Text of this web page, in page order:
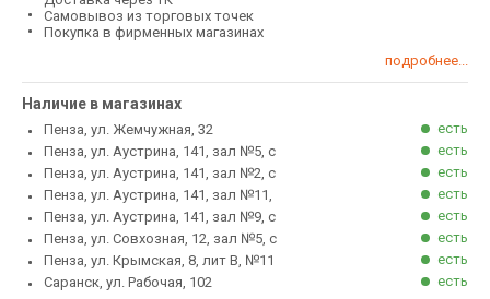
Самовывоз из торговых точек
Покупка в фирменных магазинах
подробнее...
Наличие в магазинах
Пенза, ул. Жемчужная, 32
есть
Пенза, ул. Аустрина, 141, зал №5, с
есть
Пенза, ул. Аустрина, 141, зал №2, с
есть
Пенза, ул. Аустрина, 141, зал №11,
есть
Пенза, ул. Аустрина, 141, зал №9, с
есть
Пенза, ул. Совхозная, 12, зал №5, с
есть
Пенза, ул. Крымская, 8, лит В, №11
есть
Саранск, ул. Рабочая, 102
есть